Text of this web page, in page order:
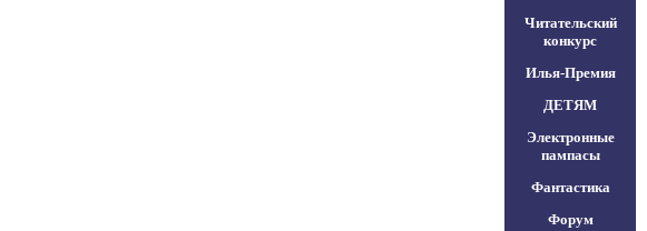
Читательский
конкурс
Илья-Премия
ДЕТЯМ
Электронные
пампасы
Фантастика
Форум